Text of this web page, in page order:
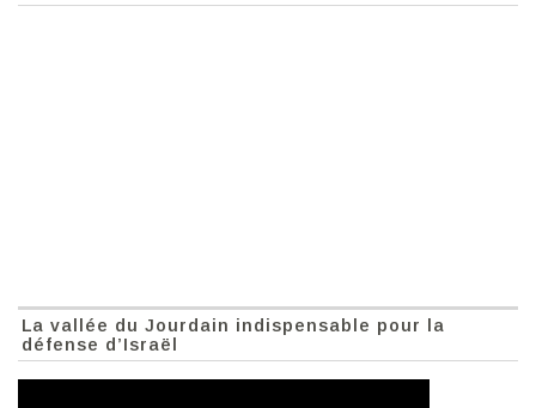
La vallée du Jourdain indispensable pour la
défense d’Israël